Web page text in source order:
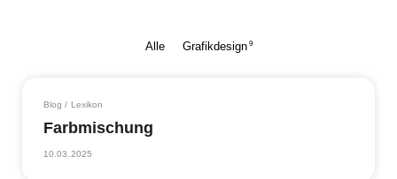
Alle Grafikdesign 9
Blog / Lexikon
Farbmischung
10.03.2025